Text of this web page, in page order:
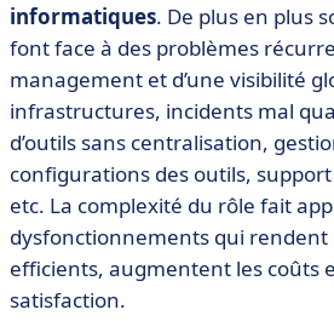
informatiques. De plus en plus
font face à des problèmes
management et d’une visibilité
infrastructures, incidents mal
d’outils sans centralisation,
configurations des outils,
etc. La complexité du rôle fait
dysfonctionnements qui rendent
efficients, augmentent les coûts
satisfaction.